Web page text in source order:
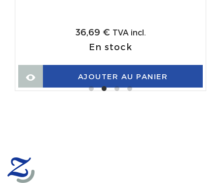
36,69 € TVA incl.
En stock
AJOUTER AU PANIER